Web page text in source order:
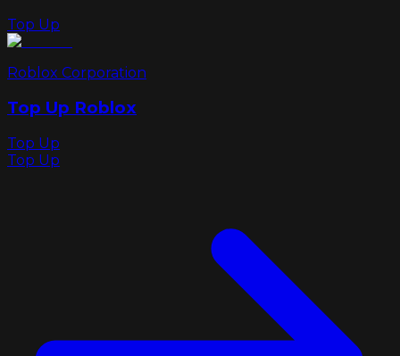
Top Up
Roblox Corporation
Top Up Roblox
Top Up
Top Up